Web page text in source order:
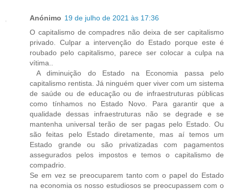
Anónimo 19 de julho de 2021 às 17:36
O capitalismo de compadres não deixa de ser capitalismo
privado. Culpar a intervenção do Estado porque este é
roubado pelo capitalismo, parece ser colocar a culpa na
vítima..
A diminuição do Estado na Economia passa pelo
capitalismo rentista. Já ninguém quer viver com um sistema
de saúde ou de educação ou de infraestruturas públicas
como tínhamos no Estado Novo. Para garantir que a
qualidade dessas infraestruturas não se degrade e se
mantenha universal terão de ser pagas pelo Estado. Ou
são feitas pelo Estado diretamente, mas aí temos um
Estado grande ou são privatizadas com pagamentos
assegurados pelos impostos e temos o capitalismo de
compadrio.
Se em vez se preocuparem tanto com o papel do Estado
na economia os nosso estudiosos se preocupassem com o